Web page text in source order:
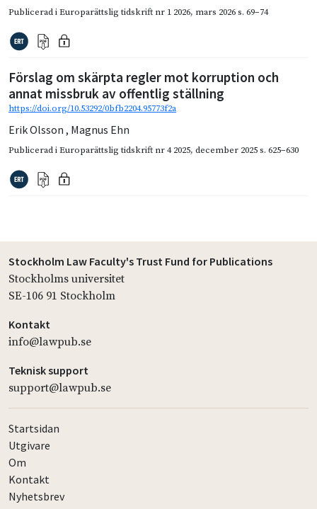
Publicerad iEuroparättslig tidskrift nr 1 2026, mars 2026s. 69–74
Förslag om skärpta regler mot korruption och
annat missbruk av offentlig ställning
https://doi.org/10.53292/0bfb2204.95773f2a
Erik Olsson , Magnus Ehn
Publicerad iEuroparättslig tidskrift nr 4 2025, december 2025s. 625–630
Stockholm Law Faculty's Trust Fund for Publications
Stockholms universitet
SE-106 91 Stockholm
Kontakt
info@lawpub.se
Teknisk support
support@lawpub.se
Startsidan
Utgivare
Om
Kontakt
Nyhetsbrev